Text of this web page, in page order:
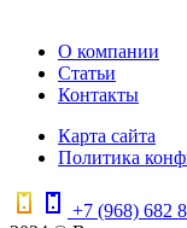
О компании
Статьи
Контакты
Карта сайта
Политика
+7 (968) 682